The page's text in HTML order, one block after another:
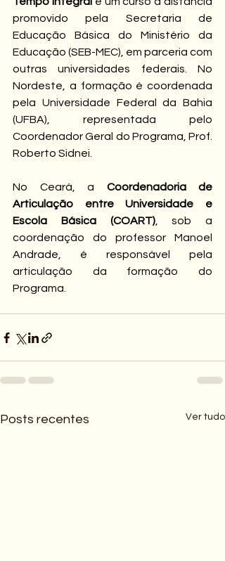
promovido pela Secretaria de
Educação Básica do Ministério da
Educação (SEB-MEC), em parceria com
outras universidades federais. No
Nordeste, a formação é coordenada
pela Universidade Federal da Bahia
(UFBA), representada pelo
Coordenador Geral do Programa, Prof.
Roberto Sidnei.
No Ceará, a Coordenadoria de
Articulação entre Universidade e
Escola Básica (COART), sob a
coordenação do professor Manoel
Andrade, é responsável pela
articulação da formação do
Programa.
Posts recentes Ver tudo